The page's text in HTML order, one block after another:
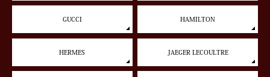
GUCCI HAMILTON
HERMES JAEGER LECOULTRE